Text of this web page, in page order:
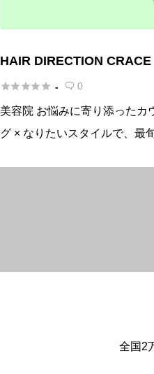
HAIR DIRECTION CRACE
 -  0
美容院 お悩みに寄り添ったカ
グ × なりたいスタイルで、最
全国2